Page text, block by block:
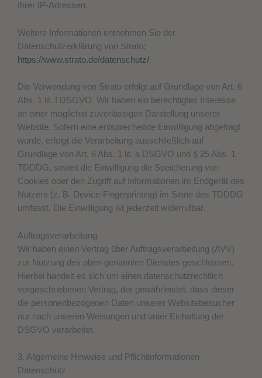
Ihrer IP-Adressen.
Weitere Informationen entnehmen Sie der
Datenschutzerklärung von Strato:
https://www.strato.de/datenschutz/.
Die Verwendung von Strato erfolgt auf Grundlage von Art. 6
Abs. 1 lit. f DSGVO. Wir haben ein berechtigtes Interesse
an einer möglichst zuverlässigen Darstellung unserer
Website. Sofern eine entsprechende Einwilligung abgefragt
wurde, erfolgt die Verarbeitung ausschließlich auf
Grundlage von Art. 6 Abs. 1 lit. a DSGVO und § 25 Abs. 1
TDDDG, soweit die Einwilligung die Speicherung von
Cookies oder den Zugriff auf Informationen im Endgerät des
Nutzers (z. B. Device-Fingerprinting) im Sinne des TDDDG
umfasst. Die Einwilligung ist jederzeit widerrufbar.
Auftragsverarbeitung
Wir haben einen Vertrag über Auftragsverarbeitung (AVV)
zur Nutzung des oben genannten Dienstes geschlossen.
Hierbei handelt es sich um einen datenschutzrechtlich
vorgeschriebenen Vertrag, der gewährleistet, dass dieser
die personenbezogenen Daten unserer Websitebesucher
nur nach unseren Weisungen und unter Einhaltung der
DSGVO verarbeitet.
3. Allgemeine Hinweise und Pflicht­informationen
Datenschutz